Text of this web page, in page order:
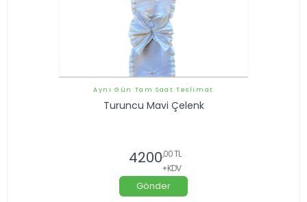
Aynı Gün Tam Saat Teslimat
Turuncu Mavi Çelenk
4200,00 TL
+KDV
Gönder